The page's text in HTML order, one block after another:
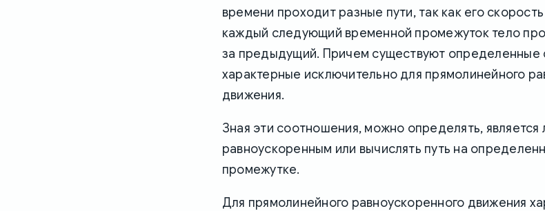
времени проходит разные пути, так как его
каждый следующий временной промежуток тело
за предыдущий. Причем существуют определенные
характерные исключительно для прямолинейного
движения.
Зная эти соотношения, можно определять, является
равноускоренным или вычислять путь на
промежутке.
Для прямолинейного равноускоренного движения